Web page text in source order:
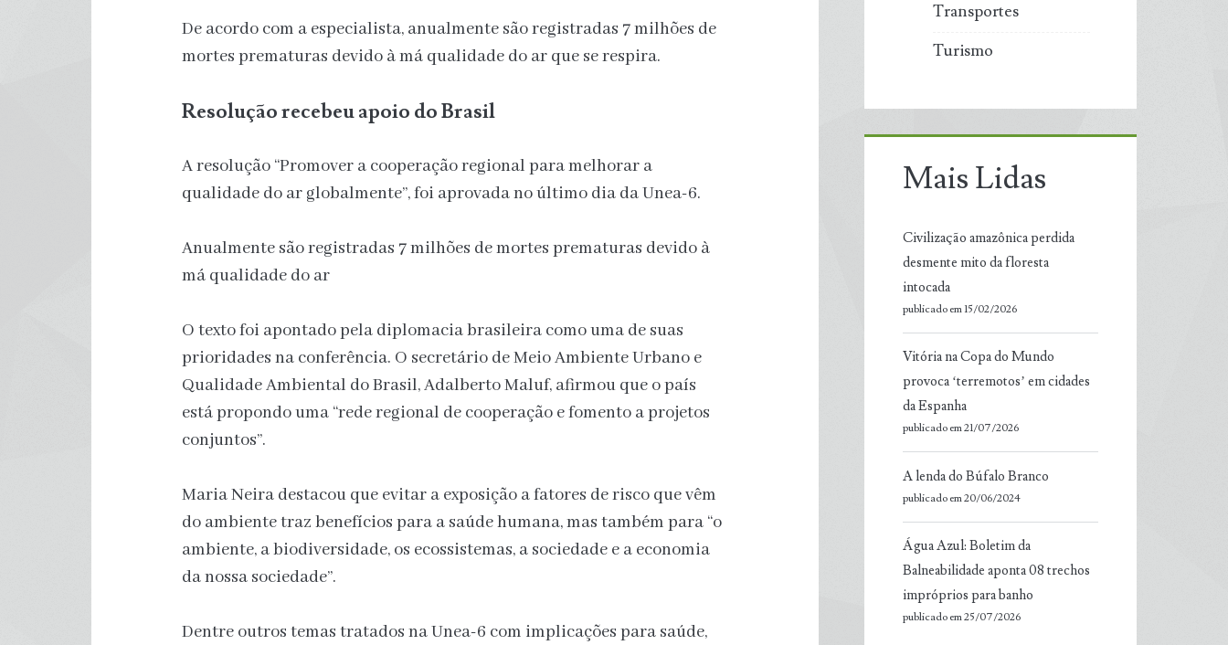
De acordo com a especialista, anualmente são registradas 7 milhões de
mortes prematuras devido à má qualidade do ar que se respira.
Resolução recebeu apoio do Brasil
A resolução “Promover a cooperação regional para melhorar a
qualidade do ar globalmente”, foi aprovada no último dia da Unea-6.
Anualmente são registradas 7 milhões de mortes prematuras devido à
má qualidade do ar
O texto foi apontado pela diplomacia brasileira como uma de suas
prioridades na conferência. O secretário de Meio Ambiente Urbano e
Qualidade Ambiental do Brasil, Adalberto Maluf, afirmou que o país
está propondo uma “rede regional de cooperação e fomento a projetos
conjuntos”.
Maria Neira destacou que evitar a exposição a fatores de risco que vêm
do ambiente traz benefícios para a saúde humana, mas também para “o
ambiente, a biodiversidade, os ecossistemas, a sociedade e a economia
da nossa sociedade”.
Dentre outros temas tratados na Unea-6 com implicações para saúde,
Transportes
Turismo
Mais Lidas
Civilização amazônica perdida
desmente mito da floresta
intocada
publicado em 15/02/2026
Vitória na Copa do Mundo
provoca ‘terremotos’ em cidades
da Espanha
publicado em 21/07/2026
A lenda do Búfalo Branco
publicado em 20/06/2024
Água Azul: Boletim da
Balneabilidade aponta 08 trechos
impróprios para banho
publicado em 25/07/2026